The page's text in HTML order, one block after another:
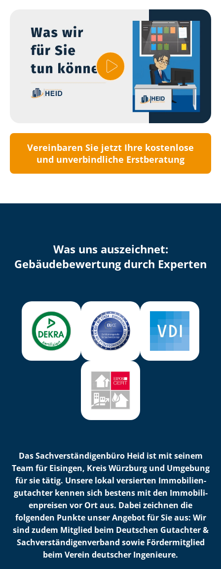
Vereinbaren Sie jetzt Ihre kostenlose
und unverbindliche Erstberatung
Was uns auszeichnet:
Ge­bäu­de­be­wer­tung durch Experten
Das Sach­ver­stän­di­gen­bü­ro Heid ist mit seinem
Team für Eisingen, Kreis Würzburg und Umgebung
für sie tätig. Unsere lokal versierten Im­mo­bi­li­en­
gut­ach­ter kennen sich bestens mit den Im­mo­bi­li­
en­prei­sen vor Ort aus. Dabei zeichnen die
folgenden Punkte unser Angebot für Sie aus: Wir
sind zudem Mitglied beim Deutschen Gutachter &
Sach­ver­stän­di­gen­ver­band sowie Fördermitglied
beim Verein deutscher Ingenieure.